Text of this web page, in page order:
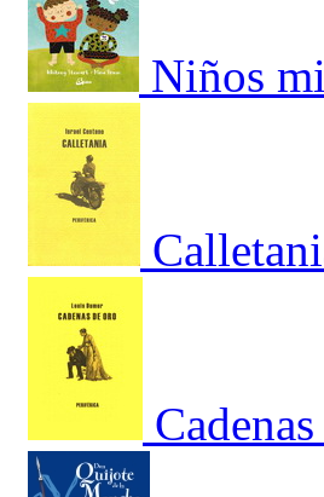
Niños